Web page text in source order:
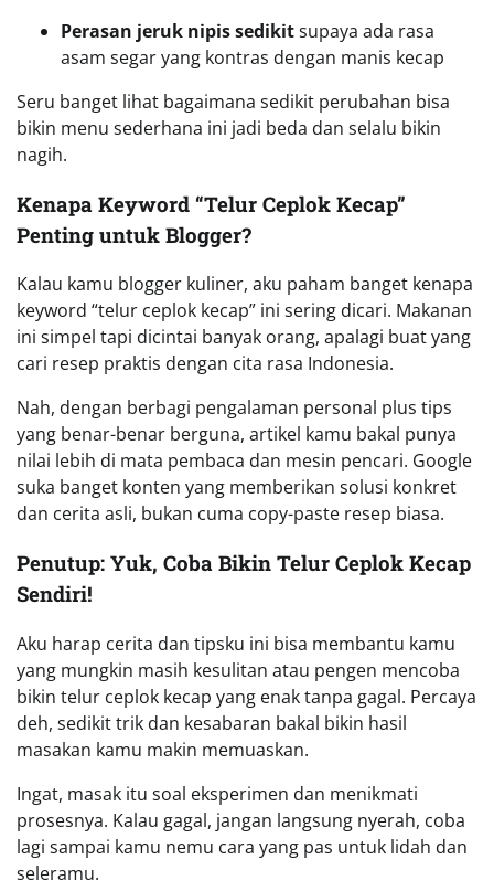
Perasan jeruk nipis sedikitsupaya ada rasa
asam segar yang kontras dengan manis kecap
Seru banget lihat bagaimana sedikit perubahan bisa
bikin menu sederhana ini jadi beda dan selalu bikin
nagih.
Kenapa Keyword “Telur Ceplok Kecap”
Penting untuk Blogger?
Kalau kamu blogger kuliner, aku paham banget kenapa
keyword “telur ceplok kecap” ini sering dicari. Makanan
ini simpel tapi dicintai banyak orang, apalagi buat yang
cari resep praktis dengan cita rasa Indonesia.
Nah, dengan berbagi pengalaman personal plus tips
yang benar-benar berguna, artikel kamu bakal punya
nilai lebih di mata pembaca dan mesin pencari. Google
suka banget konten yang memberikan solusi konkret
dan cerita asli, bukan cuma copy-paste resep biasa.
Penutup: Yuk, Coba Bikin Telur Ceplok Kecap
Sendiri!
Aku harap cerita dan tipsku ini bisa membantu kamu
yang mungkin masih kesulitan atau pengen mencoba
bikin telur ceplok kecap yang enak tanpa gagal. Percaya
deh, sedikit trik dan kesabaran bakal bikin hasil
masakan kamu makin memuaskan.
Ingat, masak itu soal eksperimen dan menikmati
prosesnya. Kalau gagal, jangan langsung nyerah, coba
lagi sampai kamu nemu cara yang pas untuk lidah dan
seleramu.